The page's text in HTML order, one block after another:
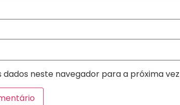
dados neste navegador para a próxima